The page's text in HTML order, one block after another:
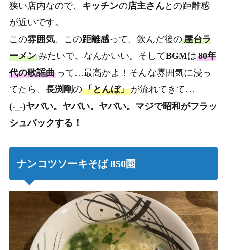
狭い店内なので、 キッチンの店主さんとの距離感
が近いです。
この雰囲気、この距離感って、飲んだ後の屋台ラ
ーメンみたいで、なんかいい。そしてBGMは80年
代の歌謡曲って…最高かよ！そんな雰囲気に浸っ
てたら、 長渕剛の「とんぼ」が流れてきて…
(-_-)ヤバい。ヤバい。ヤバい。マジで昭和がフラッ
シュバックする！
ナンコツソーキそば 850園